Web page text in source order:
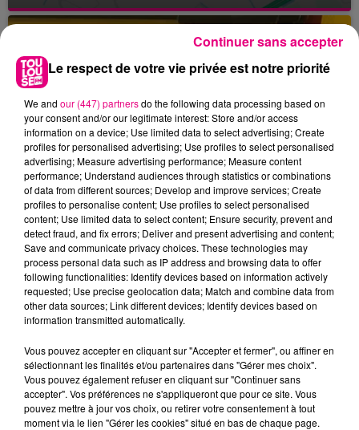
23 juillet 2026
Violent incendie au nord de Toulouse
Le respect de votre vie privée est notre priorité
We and our (447) partnersdo the following data processing based on
your consent and/or our legitimate interest: Store and/or access
information on a device; Use limited data to select advertising; Create
profiles for personalised advertising; Use profiles to select personalised
advertising; Measure advertising performance; Measure content
performance; Understand audiences through statistics or combinations
of data from different sources; Develop and improve services; Create
profiles to personalise content; Use profiles to select personalised
content; Use limited data to select content; Ensure security, prevent and
detect fraud, and fix errors; Deliver and present advertising and content;
Save and communicate privacy choices. These technologies may
process personal data such as IP address and browsing data to offer
following functionalities: Identify devices based on information actively
requested; Use precise geolocation data; Match and combine data from
other data sources; Link different devices; Identify devices based on
information transmitted automatically.
Vous pouvez accepter en cliquant sur "Accepter et fermer", ou affiner en
sélectionnant les finalités et/ou partenaires dans "Gérer mes choix".
Vous pouvez également refuser en cliquant sur "Continuer sans
accepter". Vos préférences ne s'appliqueront que pour ce site. Vous
pouvez mettre à jour vos choix, ou retirer votre consentement à tout
moment via le lien "Gérer les cookies" situé en bas de chaque page.
Continuer sans accepter